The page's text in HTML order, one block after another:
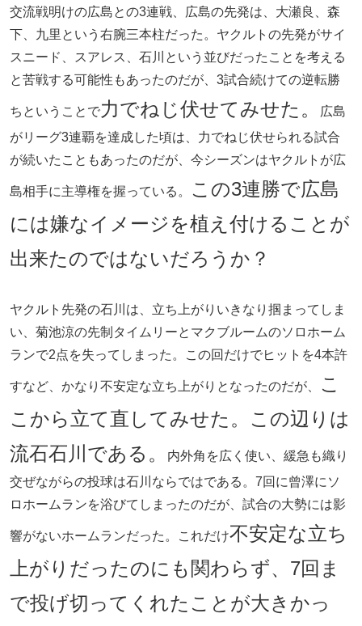
交流戦明けの広島との3連戦、広島の先発は、大瀬良、森
下、九里という右腕三本柱だった。ヤクルトの先発がサイ
スニード、スアレス、石川という並びだったことを考える
と苦戦する可能性もあったのだが、3試合続けての逆転勝
ちということで力でねじ伏せてみせた。
広島
がリーグ3連覇を達成した頃は、力でねじ伏せられる試合
が続いたこともあったのだが、今シーズンはヤクルトが広
島相手に主導権を握っている。
この3連勝で広島
には嫌なイメージを植え付けることが
出来たのではないだろうか？
ヤクルト先発の石川は、立ち上がりいきなり掴まってしま
い、菊池涼の先制タイムリーとマクブルームのソロホーム
ランで2点を失ってしまった。この回だけでヒットを4本許
すなど、かなり不安定な立ち上がりとなったのだが、
こ
こから立て直してみせた。この辺りは
流石石川である。
内外角を広く使い、緩急も織り
交ぜながらの投球は石川ならではである。7回に曾澤にソ
ロホームランを浴びてしまったのだが、試合の大勢には影
響がないホームランだった。これだけ不安定な立ち
上がりだったのにも関わらず、7回ま
で投げ切ってくれたことが大きかっ